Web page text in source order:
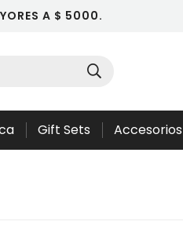
A $ 5000.
Gift Sets Accesorios